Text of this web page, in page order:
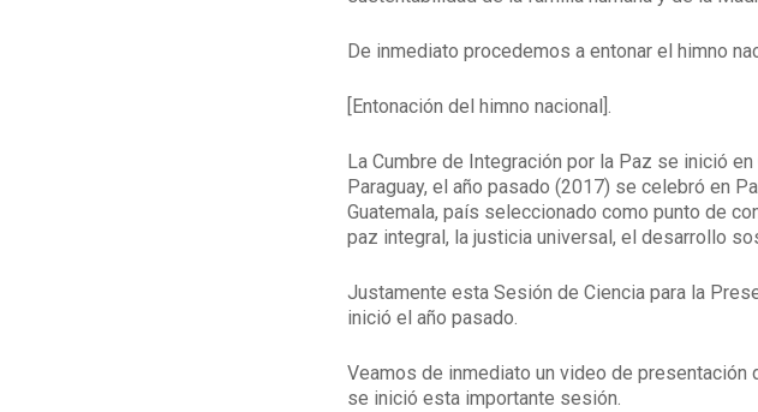
De inmediato procedemos a entonar el himno
[Entonación del himno nacional].
La Cumbre de Integración por la Paz se inició
Paraguay, el año pasado (2017) se celebró en
Guatemala, país seleccionado como punto de
paz integral, la justicia universal, el desarrollo
Justamente esta Sesión de Ciencia para la
inició el año pasado.
Veamos de inmediato un video de
se inició esta importante sesión.